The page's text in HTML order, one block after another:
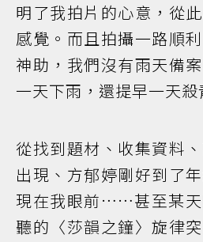
明了我拍片的心意，從
感覺。而且拍攝一路順
神助，我們沒有雨天備
一天下雨，還提早一天殺
從找到題材、收集資料
出現、方郁婷剛好到了
現在我眼前……甚至某天
聽的〈莎韻之鐘〉旋律